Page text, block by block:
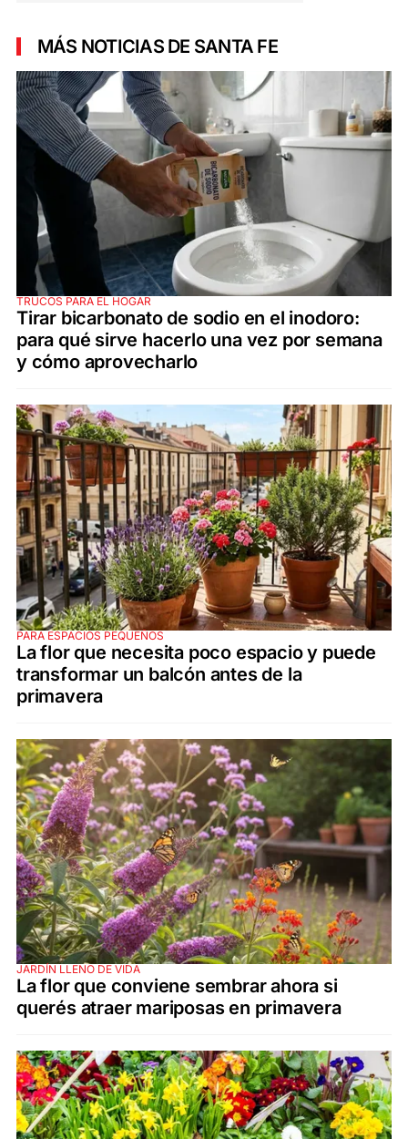
MÁS NOTICIAS DE SANTA FE
TRUCOS PARA EL HOGAR
Tirar bicarbonato de sodio en el inodoro:
para qué sirve hacerlo una vez por semana
y cómo aprovecharlo
PARA ESPACIOS PEQUEÑOS
La flor que necesita poco espacio y puede
transformar un balcón antes de la
primavera
JARDÍN LLENO DE VIDA
La flor que conviene sembrar ahora si
querés atraer mariposas en primavera